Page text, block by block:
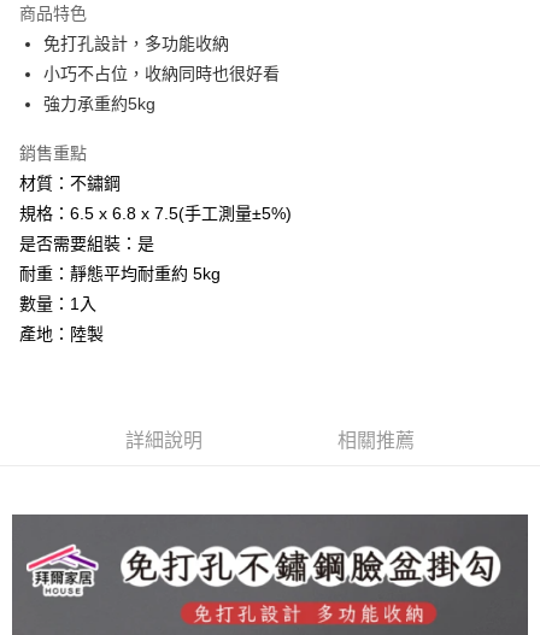
Google Pay
全盈+PAY
大哥付你分期
相關說明
1.本服務由台灣大哥大提供，台灣大哥大用戶可立即使用無須另外申請。
2.付款方式選擇「大哥付你分期」，訂單成立後會自動跳轉到大哥付的交易
流程，驗證手機門號後，選擇欲分期的期數、繳款截止日，確認付款後即完
成交易。
3.實際核准額度、可分期數及費用金額請依後續交易確認頁面所載為準。
4.訂單成立30分鐘內，如未前往確認交易或遇審核未通過，訂單將自動取
消。如遇「轉專審核」未通過狀況，表示未達大哥付你分期系統評分，恕無
法說明評估內容。
2.透過簡訊連結打開帳單後，可選擇「超商條碼／台灣大直營門市／銀行轉
帳／街口支付／iPASS MONEY」等通路繳費。
1.本服務係由「台灣大哥大股份有限公司」（以下簡稱本公司）所提供，讓
買賣價金債權讓與本公司後，依約使用本公司帳單繳交帳款。
2.基於同意付款使用「大哥付你分期」之契約關係目的，商店將以您的個人
資料（包含姓名、電話或地址）提供予台灣大哥大進項蒐集、處理及利用，
由本公司與您本人進行分期帳單所需資料之確認、核對及更正。
AFTEE先享後付
相關說明
【關於「AFTEE先享後付」】
AFTEE先享後付是「在收到商品之後才付款」的支付方式。 讓您購物簡單
１．簡單：不需註冊會員、不需綁卡、不需儲值。
２．便利：只要手機號碼，簡訊認證，即可結帳。
結帳頁面，進行簡訊認證並確認金額後，即可完成結帳。
購買商品的店家。未經商家同意取消之訂單仍視為有效，需透過AFTEE先享
後付繳納相關費用。
※ 交易是否成功請以「AFTEE先享後付 」之結帳頁面顯示為準，若有關於
是否繳費成功／繳費後需取消欲退款等相關疑問，請聯繫「AFTEE先享後付
ATM付款
運送方式
商品特色
免打孔設計，多功能收納
小巧不占位，收納同時也很好看
強力承重約5kg
銷售重點
材質：不鏽鋼
規格：6.5 x 6.8 x 7.5(手工測量±5%)
是否需要組裝：是
耐重：靜態平均耐重約 5kg
數量：1入
產地：陸製
詳細說明 相關推薦